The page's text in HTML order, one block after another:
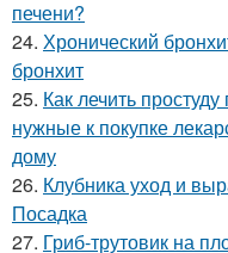
печени?
24. Хронический
бронхит
25. Как лечить
нужные к покупке
дому
26. Клубника уход и
Посадка
27. Гриб-трутовик на